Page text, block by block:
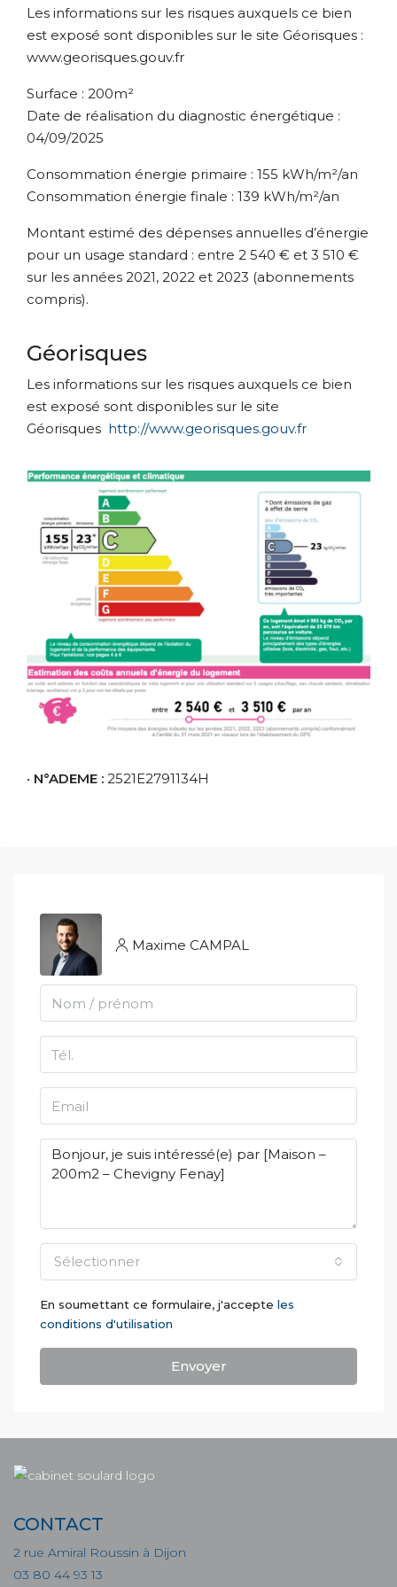
Les informations sur les risques auxquels ce bien
est exposé sont disponibles sur le site Géorisques :
www.georisques.gouv.fr
Surface : 200m²
Date de réalisation du diagnostic énergétique :
04/09/2025
Consommation énergie primaire : 155 kWh/m²/an
Consommation énergie finale : 139 kWh/m²/an
Montant estimé des dépenses annuelles d’énergie
pour un usage standard : entre 2 540 € et 3 510 €
sur les années 2021, 2022 et 2023 (abonnements
compris).
Géorisques
Les informations sur les risques auxquels ce bien
est exposé sont disponibles sur le site
Géorisques http://www.georisques.gouv.fr
• N°ADEME : 2521E2791134H
Maxime CAMPAL
Sélectionner
En soumettant ce formulaire, j'accepte les
conditions d'utilisation
Envoyer
CONTACT
2 rue Amiral Roussin à Dijon
03 80 44 93 13